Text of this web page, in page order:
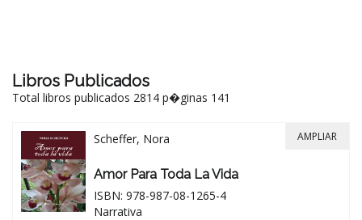
Libros Publicados
Total libros publicados 2814 p�ginas 141
Scheffer, Nora
Amor Para Toda La Vida
ISBN: 978-987-08-1265-4
Narrativa
AMPLIAR